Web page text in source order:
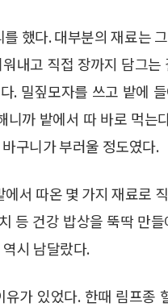
했다. 대부분의 재료는
내고 직접 장까지 담그
. 밀짚모자를 쓰고 밭에
까 밭에서 따 바로 먹는
구니가 부러울 정도였다.
서 따온 몇 가지 재료로
등 건강 밥상을 뚝딱 만
시 남달랐다.
가 있었다. 한때 림프종